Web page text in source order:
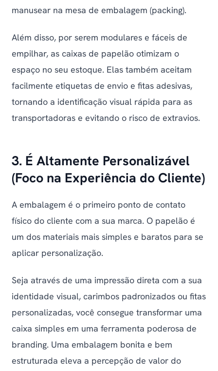
manusear na mesa de embalagem (packing).
Além disso, por serem modulares e fáceis de
empilhar, as caixas de papelão otimizam o
espaço no seu estoque. Elas também aceitam
facilmente etiquetas de envio e fitas adesivas,
tornando a identificação visual rápida para as
transportadoras e evitando o risco de extravios.
3. É Altamente Personalizável
(Foco na Experiência do Cliente)
A embalagem é o primeiro ponto de contato
físico do cliente com a sua marca. O papelão é
um dos materiais mais simples e baratos para se
aplicar personalização.
Seja através de uma impressão direta com a sua
identidade visual, carimbos padronizados ou fitas
personalizadas, você consegue transformar uma
caixa simples em uma ferramenta poderosa de
branding. Uma embalagem bonita e bem
estruturada eleva a percepção de valor do